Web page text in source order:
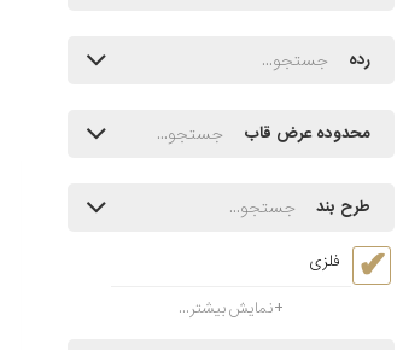
رده
محدوده عرض قاب
طرح بند
فلزی
نمایش بیشتر...